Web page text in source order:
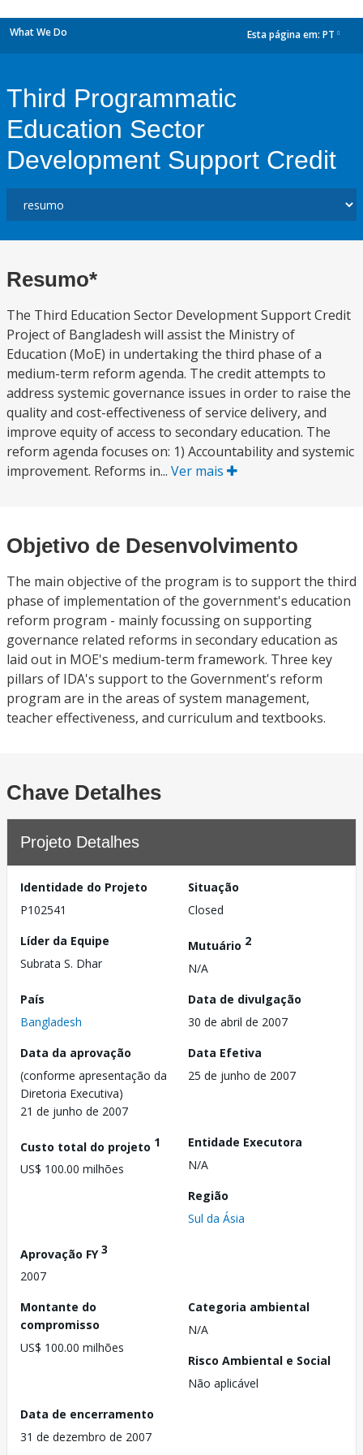
What We Do Esta página em: PT
Third Programmatic
Education Sector
Development Support Credit
Resumo*
The Third Education Sector Development Support Credit
Project of Bangladesh will assist the Ministry of
Education (MoE) in undertaking the third phase of a
medium-term reform agenda. The credit attempts to
address systemic governance issues in order to raise the
quality and cost-effectiveness of service delivery, and
improve equity of access to secondary education. The
reform agenda focuses on: 1) Accountability and systemic
improvement. Reforms in... Ver mais
Objetivo de Desenvolvimento
The main objective of the program is to support the third
phase of implementation of the government's education
reform program - mainly focussing on supporting
governance related reforms in secondary education as
laid out in MOE's medium-term framework. Three key
pillars of IDA's support to the Government's reform
program are in the areas of system management,
teacher effectiveness, and curriculum and textbooks.
Chave Detalhes
Projeto Detalhes
Identidade do Projeto
P102541
Situação
Closed
Líder da Equipe
Subrata S. Dhar
Mutuário 2
N/A
País
Bangladesh
Data de divulgação
30 de abril de 2007
Data da aprovação
(conforme apresentação da
Diretoria Executiva)
21 de junho de 2007
Data Efetiva
25 de junho de 2007
Custo total do projeto 1
US$ 100.00 milhões
Entidade Executora
N/A
Região
Sul da Ásia
Aprovação FY3
2007
Montante do
compromisso
US$ 100.00 milhões
Categoria ambiental
N/A
Risco Ambiental e Social
Não aplicável
Data de encerramento
31 de dezembro de 2007